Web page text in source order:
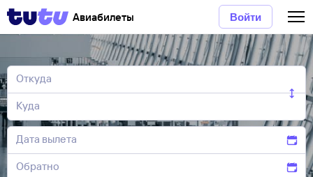
Авиабилеты Войти